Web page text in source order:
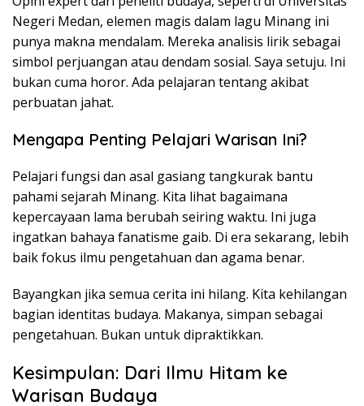
Negeri Medan, elemen magis dalam lagu Minang ini
punya makna mendalam. Mereka analisis lirik sebagai
simbol perjuangan atau dendam sosial. Saya setuju. Ini
bukan cuma horor. Ada pelajaran tentang akibat
perbuatan jahat.
Mengapa Penting Pelajari Warisan Ini?
Pelajari fungsi dan asal gasiang tangkurak bantu
pahami sejarah Minang. Kita lihat bagaimana
kepercayaan lama berubah seiring waktu. Ini juga
ingatkan bahaya fanatisme gaib. Di era sekarang, lebih
baik fokus ilmu pengetahuan dan agama benar.
Bayangkan jika semua cerita ini hilang. Kita kehilangan
bagian identitas budaya. Makanya, simpan sebagai
pengetahuan. Bukan untuk dipraktikkan.
Kesimpulan: Dari Ilmu Hitam ke
Warisan Budaya